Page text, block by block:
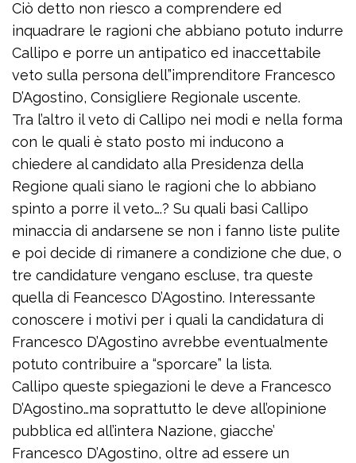
Ciò detto non riesco a comprendere ed
inquadrare le ragioni che abbiano potuto indurre
Callipo e porre un antipatico ed inaccettabile
veto sulla persona dell”imprenditore Francesco
D’Agostino, Consigliere Regionale uscente.
Tra l’altro il veto di Callipo nei modi e nella forma
con le quali è stato posto mi inducono a
chiedere al candidato alla Presidenza della
Regione quali siano le ragioni che lo abbiano
spinto a porre il veto….? Su quali basi Callipo
minaccia di andarsene se non i fanno liste pulite
e poi decide di rimanere a condizione che due, o
tre candidature vengano escluse, tra queste
quella di Feancesco D’Agostino. Interessante
conoscere i motivi per i quali la candidatura di
Francesco D’Agostino avrebbe eventualmente
potuto contribuire a “sporcare” la lista.
Callipo queste spiegazioni le deve a Francesco
D’Agostino…ma soprattutto le deve all’opinione
pubblica ed all’intera Nazione, giacche’
Francesco D’Agostino, oltre ad essere un